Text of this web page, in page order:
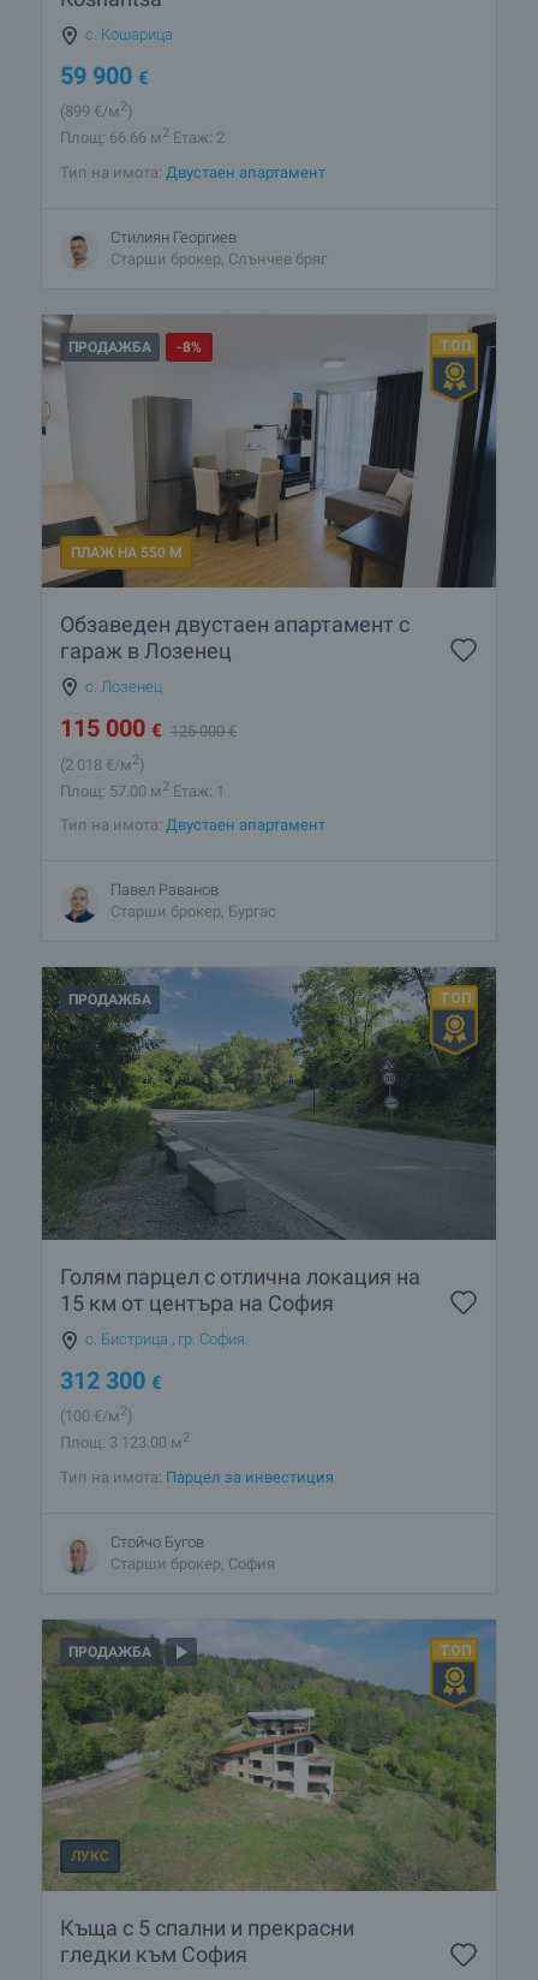
с. Кошарица
59 900 €
(899 €/м2)
Площ: 66.66 м2 Етаж: 2
Тип на имота: Двустаен апартамент
Стилиян Георгиев
Старши брокер, Слънчев бряг
ПРОДАЖБА -8%
ПЛАЖ НА 550 М
Обзаведен двустаен апартамент с
гараж в Лозенец
с. Лозенец
115 000 € 125 000€
(2 018 €/м2)
Площ: 57.00 м2 Етаж: 1
Тип на имота: Двустаен апартамент
Павел Раванов
Старши брокер, Бургас
ПРОДАЖБА
Голям парцел с отлична локация на
15 км от центъра на София
с. Бистрица гр. София
312 300 €
(100 €/м2)
Площ: 3 123.00 м2
Тип на имота: Парцел за инвестиция
Стойчо Бугов
Старши брокер, София
ПРОДАЖБА
ЛУКС
Къща с 5 спални и прекрасни
гледки към София